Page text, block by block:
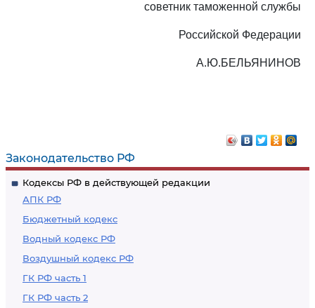
Законодательство РФ
Кодексы РФ в действующей редакции
АПК РФ
Бюджетный кодекс
Водный кодекс РФ
Воздушный кодекс РФ
ГК РФ часть 1
ГК РФ часть 2
советник таможенной службы
Российской Федерации
А.Ю.БЕЛЬЯНИНОВ